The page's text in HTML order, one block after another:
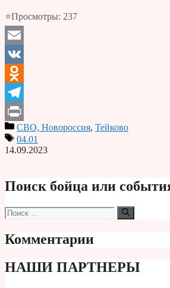
⭐Просмотры: 237
Email
VK
Odnoklassniki
Telegram
PrintСВО, Новороссия, Тейково
04.01
14.09.2023
Поиск бойца или
Поиск:
Комментарии
НАШИ ПАРТНЕРЫ